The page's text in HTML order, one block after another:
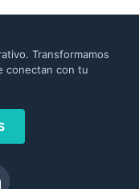
Transformamos
conectan con tu